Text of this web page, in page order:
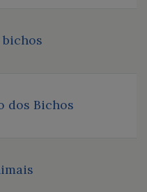
dos Bichos